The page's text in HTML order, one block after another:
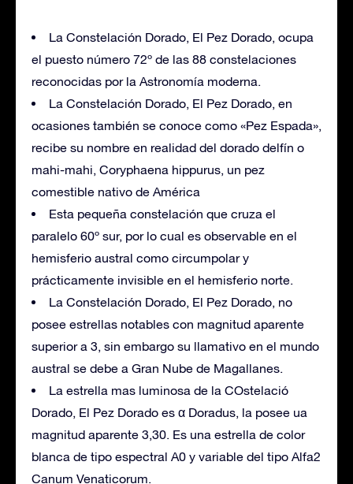
La Constelación Dorado, El Pez Dorado, ocupa
el puesto número 72º de las 88 constelaciones
reconocidas por la Astronomía moderna.
La Constelación Dorado, El Pez Dorado, en
ocasiones también se conoce como «Pez Espada»,
recibe su nombre en realidad del dorado delfín o
mahi-mahi, Coryphaena hippurus, un pez
comestible nativo de América
Esta pequeña constelación que cruza el
paralelo 60º sur, por lo cual es observable en el
hemisferio austral como circumpolar y
prácticamente invisible en el hemisferio norte.
La Constelación Dorado, El Pez Dorado, no
posee estrellas notables con magnitud aparente
superior a 3, sin embargo su llamativo en el mundo
austral se debe a Gran Nube de Magallanes.
La estrella mas luminosa de la COstelació
Dorado, El Pez Dorado es α Doradus, la posee ua
magnitud aparente 3,30. Es una estrella de color
blanca de tipo espectral A0 y variable del tipo Alfa2
Canum Venaticorum.